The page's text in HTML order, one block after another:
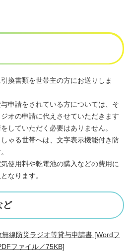
換書類を世帯主の方にお送りしま
申請をされている方については、そ
オの申請に代えさせていただきます
していただく必要はありません。
ゃる世帯へは、文字表示機能付き防
使用料や乾電池の購入などの費用に
なります。
ど
線防災ラジオ等貸与申請書 [Wordフ
ファイル／75KB]